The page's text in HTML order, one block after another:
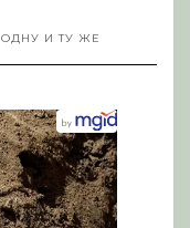
И ТУ ЖЕ